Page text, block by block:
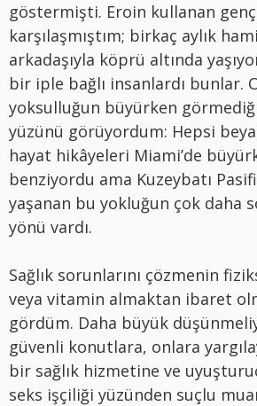
göstermişti. Eroin kullanan
karşılaşmıştım; birkaç aylık
arkadaşıyla köprü altında
bir iple bağlı insanlardı bunlar.
yoksulluğun büyürken
yüzünü görüyordum: Hepsi
hayat hikâyeleri Miami’de
benziyordu ama Kuzeybatı
yaşanan bu yokluğun çok daha
yönü vardı.
Sağlık sorunlarını çözmenin
veya vitamin almaktan ibaret
gördüm. Daha büyük
güvenli konutlara, onlara
bir sağlık hizmetine ve
seks işçiliği yüzünden suçlu